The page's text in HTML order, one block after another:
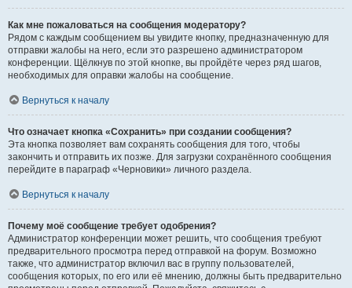
Как мне пожаловаться на сообщения модератору?
Рядом с каждым сообщением вы увидите кнопку, предназначенную для
отправки жалобы на него, если это разрешено администратором
конференции. Щёлкнув по этой кнопке, вы пройдёте через ряд шагов,
необходимых для оправки жалобы на сообщение.
Вернуться к началу
Что означает кнопка «Сохранить» при создании сообщения?
Эта кнопка позволяет вам сохранять сообщения для того, чтобы
закончить и отправить их позже. Для загрузки сохранённого сообщения
перейдите в параграф «Черновики» личного раздела.
Вернуться к началу
Почему моё сообщение требует одобрения?
Администратор конференции может решить, что сообщения требуют
предварительного просмотра перед отправкой на форум. Возможно
также, что администратор включил вас в группу пользователей,
сообщения которых, по его или её мнению, должны быть предварительно